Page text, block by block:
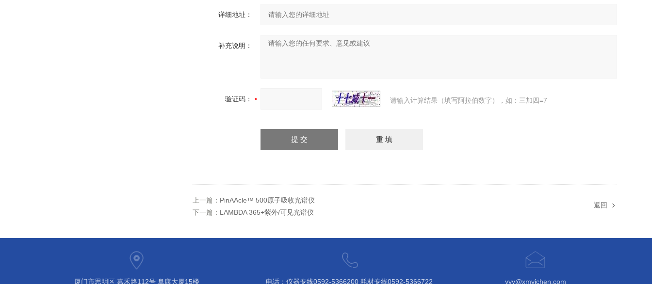
详细地址：
补充说明：
验证码： 请输入计算结果（填写阿拉伯数字），如：三加四=7
上一篇： PinAAcle™ 500原子吸收光谱仪
下一篇： LAMBDA 365+紫外/可见光谱仪
返回
厦门市思明区 嘉禾路112号 阜康大厦15楼 电话：仪器专线0592-5366200 ​耗材专线0592-5366722 yyy@xmyichen.com